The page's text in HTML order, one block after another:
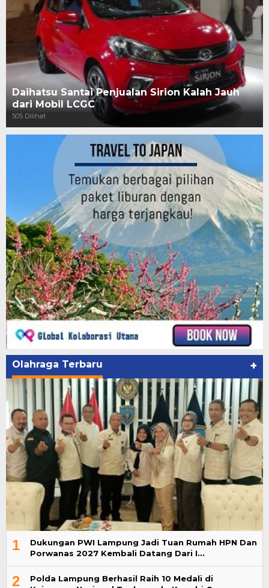
Daihatsu Santai Penjualan Sirion Kalah Jauh
dari Mobil LCGC
505 Dilihat
Olahraga Terbaru +
1
Dukungan PWI Lampung Jadi Tuan Rumah HPN Dan
Porwanas 2027 Kembali Datang Dari I…
2
Polda Lampung Berhasil Raih 10 Medali di